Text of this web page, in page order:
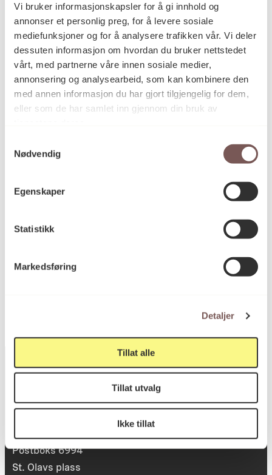
Vi bruker informasjonskapsler for å gi innhold og
annonser et personlig preg, for å levere sosiale
mediefunksjoner og for å analysere trafikken vår. Vi deler
dessuten informasjon om hvordan du bruker nettstedet
vårt, med partnerne våre innen sosiale medier,
annonsering og analysearbeid, som kan kombinere den
med annen informasjon du har gjort tilgjengelig for dem,
eller som de har samlet inn gjennom din bruk av
Nødvendig
Egenskaper
Statistikk
Markedsføring
Detaljer
Tillat alle
Tillat utvalg
Ikke tillat
Kunstner Irene Myran
Kategori Collage
Teknikk og
Stofftrykk på satinvevd bommull
Reference
Postadresse
Postboks 6994
St. Olavs plass